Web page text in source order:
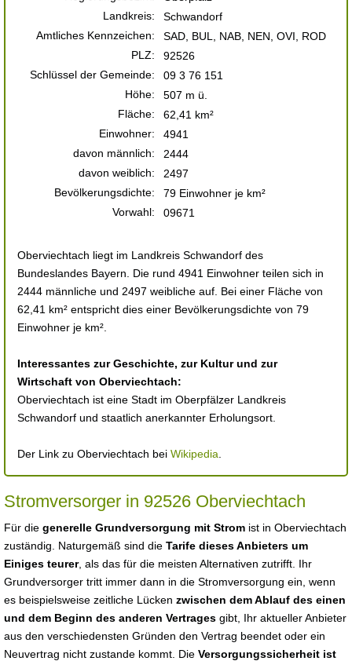
Landkreis:
Schwandorf
Amtliches Kennzeichen:
SAD, BUL, NAB, NEN, OVI, ROD
PLZ:
92526
Schlüssel der Gemeinde:
09 3 76 151
Höhe:
507 m ü.
Fläche:
62,41 km²
Einwohner:
4941
davon männlich:
2444
davon weiblich:
2497
Bevölkerungsdichte:
79 Einwohner je km²
Vorwahl:
09671
Oberviechtach liegt im Landkreis Schwandorf des
Bundeslandes Bayern. Die rund 4941 Einwohner teilen sich in
2444 männliche und 2497 weibliche auf. Bei einer Fläche von
62,41 km² entspricht dies einer Bevölkerungsdichte von 79
Einwohner je km².
Interessantes zur Geschichte, zur Kultur und zur
Wirtschaft von Oberviechtach:
Oberviechtach ist eine Stadt im Oberpfälzer Landkreis
Schwandorf und staatlich anerkannter Erholungsort.
Der Link zu Oberviechtach bei Wikipedia
Stromversorger in 92526 Oberviechtach
Für die generelle Grundversorgung mit Strom ist in Oberviechtach
zuständig. Naturgemäß sind die Tarife dieses Anbieters um
Einiges teurer, als das für die meisten Alternativen zutrifft. Ihr
Grundversorger tritt immer dann in die Stromversorgung ein, wenn
es beispielsweise zeitliche Lücken zwischen dem Ablauf des einen
und dem Beginn des anderen Vertrages gibt, Ihr aktueller Anbieter
aus den verschiedensten Gründen den Vertrag beendet oder ein
Neuvertrag nicht zustande kommt. Die Versorgungssicherheit ist